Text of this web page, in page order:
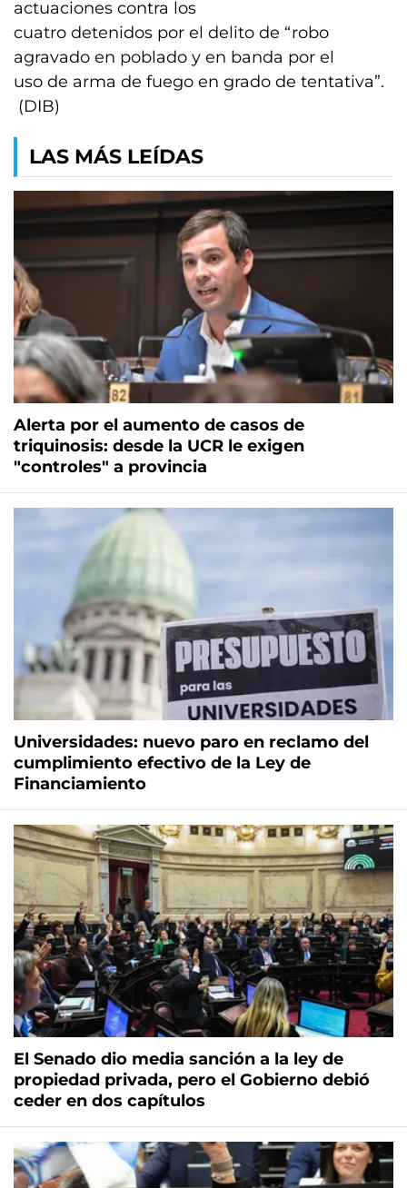
actuaciones contra los
cuatro detenidos por el delito de “robo
agravado en poblado y en banda por el
uso de arma de fuego en grado de tentativa”.
(DIB)
LAS MÁS LEÍDAS
Alerta por el aumento de casos de
triquinosis: desde la UCR le exigen
"controles" a provincia
Universidades: nuevo paro en reclamo del
cumplimiento efectivo de la Ley de
Financiamiento
El Senado dio media sanción a la ley de
propiedad privada, pero el Gobierno debió
ceder en dos capítulos